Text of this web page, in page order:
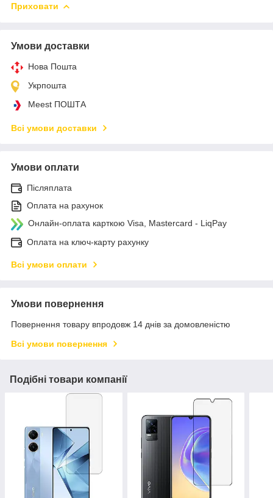
Приховати
Умови доставки
Нова Пошта
Укрпошта
Meest ПОШТА
Всі умови доставки
Умови оплати
Післяплата
Оплата на рахунок
Онлайн-оплата карткою Visa, Mastercard - LiqPay
Оплата на ключ-карту рахунку
Всі умови оплати
Умови повернення
Повернення товару впродовж 14 днів за домовленістю
Всі умови повернення
Подібні товари компанії